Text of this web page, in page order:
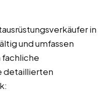
in
und umfassen
fachliche
detaillierten